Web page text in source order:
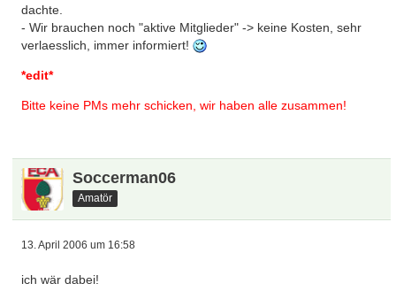
dachte.
- Wir brauchen noch "aktive Mitglieder" -> keine Kosten, sehr
verlaesslich, immer informiert!
*edit*
Bitte keine PMs mehr schicken, wir haben alle zusammen!
Soccerman06
Amatör
13. April 2006 um 16:58
ich wär dabei!